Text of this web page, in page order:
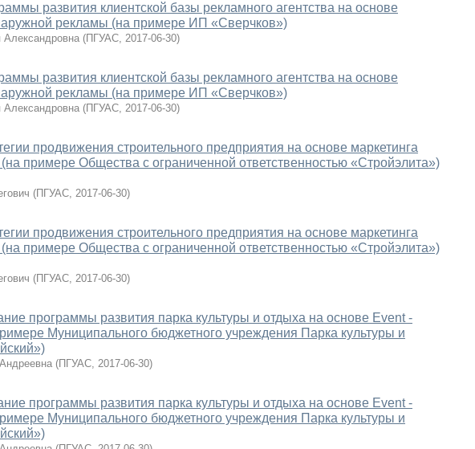
развития клиентской базы рекламного агентства на основе
рекламы (на примере ИП «Сверчков»)
Александровна (ПГУАС, 2017-06-30)
развития клиентской базы рекламного агентства на основе
рекламы (на примере ИП «Сверчков»)
Александровна (ПГУАС, 2017-06-30)
продвижения строительного предприятия на основе маркетинга
примере Общества с ограниченной ответственностью «Стройэлита»)
(ПГУАС, 2017-06-30)
продвижения строительного предприятия на основе маркетинга
примере Общества с ограниченной ответственностью «Стройэлита»)
(ПГУАС, 2017-06-30)
программы развития парка культуры и отдыха на основе Event -
Муниципального бюджетного учреждения Парка культуры и
(ПГУАС, 2017-06-30)
программы развития парка культуры и отдыха на основе Event -
Муниципального бюджетного учреждения Парка культуры и